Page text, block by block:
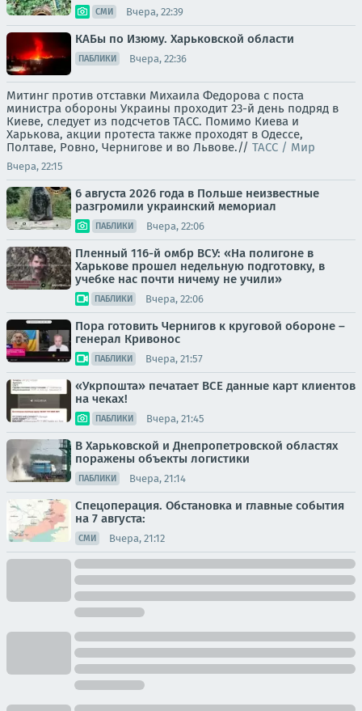
СМИ Вчера, 22:39
КАБы по Изюму. Харьковской области
ПАБЛИКИ Вчера, 22:36
Митинг против отставки Михаила Федорова с поста
министра обороны Украины проходит 23-й день подряд в
Киеве, следует из подсчетов ТАСС. Помимо Киева и
Харькова, акции протеста также проходят в Одессе,
Полтаве, Ровно, Чернигове и во Львове.// ТАСС / Мир
Вчера, 22:15
6 августа 2026 года в Польше неизвестные
разгромили украинский мемориал
ПАБЛИКИ Вчера, 22:06
Пленный 116-й омбр ВСУ: «На полигоне в
Харькове прошел недельную подготовку, в
учебке нас почти ничему не учили»
ПАБЛИКИ Вчера, 22:06
Пора готовить Чернигов к круговой обороне –
генерал Кривонос
ПАБЛИКИ Вчера, 21:57
«Укрпошта» печатает ВСЕ данные карт клиентов
на чеках!
ПАБЛИКИ Вчера, 21:45
В Харьковской и Днепропетровской областях
поражены объекты логистики
ПАБЛИКИ Вчера, 21:14
Спецоперация. Обстановка и главные события
на 7 августа:
СМИ Вчера, 21:12